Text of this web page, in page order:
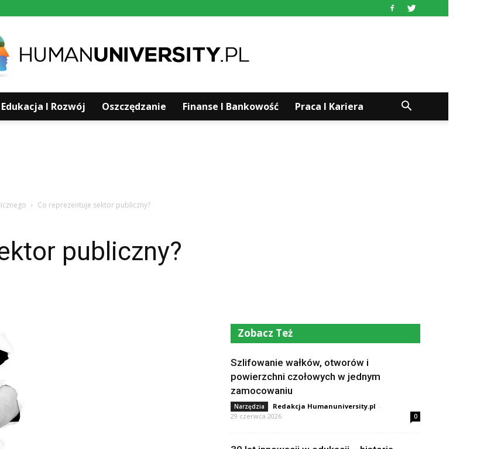
Edukacja I Rozwój Oszczędzanie Finanse I Bankowość Praca I Kariera
Co reprezentuje sektor publiczny?
publiczny?
Zobacz Też
Szlifowanie wałków, otworów i
powierzchni czołowych w jednym
zamocowaniu
Narzędzia Redakcja Humanuniversity.pl -
29 czerwca 2026
0